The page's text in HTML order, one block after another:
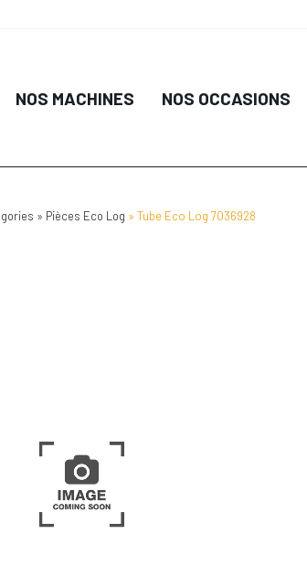
NOS MACHINES NOS OCCASIONS
Pièces Eco Log Tube Eco Log 7036928